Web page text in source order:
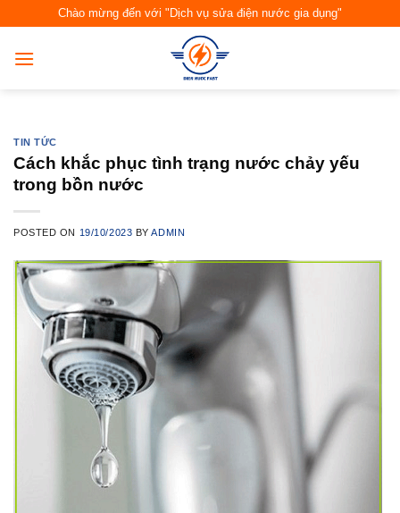
content
Chào mừng đến với "Dịch vụ sửa điện nước gia dụng"
TIN TỨC
Cách khắc phục tình trạng nước chảy yếu
trong bồn nước
POSTED ON 19/10/2023 BYADMIN